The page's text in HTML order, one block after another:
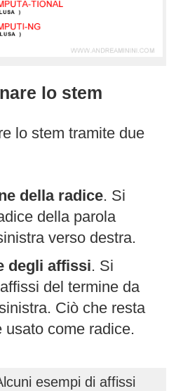
lo stem
lo stem tramite due
della radice. Si
della parola
verso destra.
degli affissi. Si
del termine da
Ciò che resta
usato come radice.
esempi di affissi